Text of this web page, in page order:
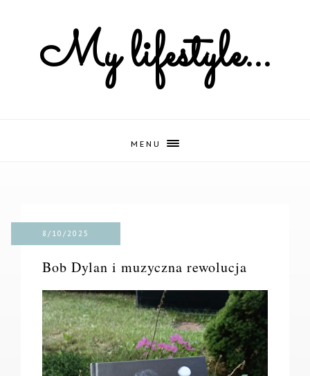
My lifestyle...
MENU
8/10/2025
Bob Dylan i muzyczna rewolucja